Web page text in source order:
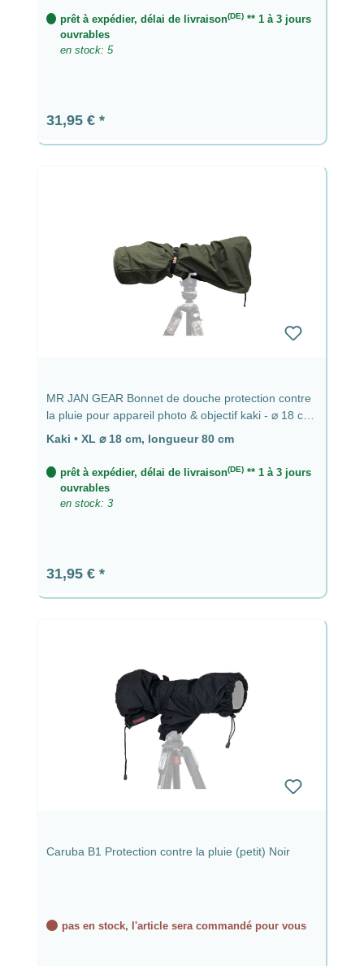
prêt à expédier, délai de livraison(DE)** 1 à 3 jours
ouvrables
en stock: 5
Prix régulier :
31,95 €
MR JAN GEAR Bonnet de douche protection contre
la pluie pour appareil photo & objectif kaki - ⌀ 18 cm,
longueur 80 cm
Kaki • XL ⌀ 18 cm, longueur 80 cm
prêt à expédier, délai de livraison(DE)** 1 à 3 jours
ouvrables
en stock: 3
Prix régulier :
31,95 €
Caruba B1 Protection contre la pluie (petit) Noir
pas en stock, l'article sera commandé pour vous